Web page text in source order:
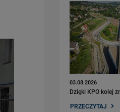
03.08.2026
Dzięki KPO kolej
PRZECZYTAJ